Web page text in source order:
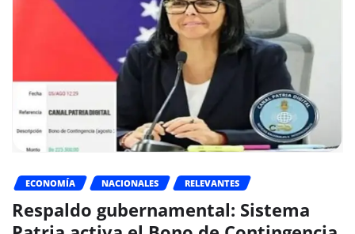
ECONOMÍA NACIONALES RELEVANTES
Respaldo gubernamental: Sistema